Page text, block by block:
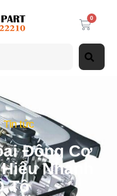
0
Tin tức
Động Cơ
Nhanh
Tô